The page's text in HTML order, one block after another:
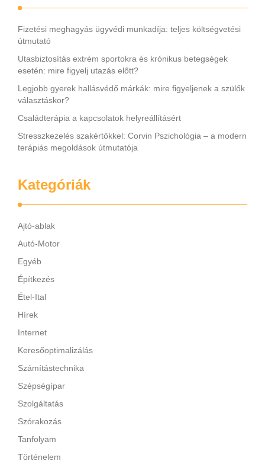
Fizetési meghagyás ügyvédi munkadíja: teljes költségvetési
útmutató
Utasbiztosítás extrém sportokra és krónikus betegségek
esetén: mire figyelj utazás előtt?
Legjobb gyerek hallásvédő márkák: mire figyeljenek a szülők
választáskor?
Családterápia a kapcsolatok helyreállításért
Stresszkezelés szakértőkkel: Corvin Pszichológia – a modern
terápiás megoldások útmutatója
Kategóriák
Ajtó-ablak
Autó-Motor
Egyéb
Építkezés
Étel-Ital
Hírek
Internet
Keresőoptimalizálás
Számítástechnika
Szépségípar
Szolgáltatás
Szórakozás
Tanfolyam
Történelem